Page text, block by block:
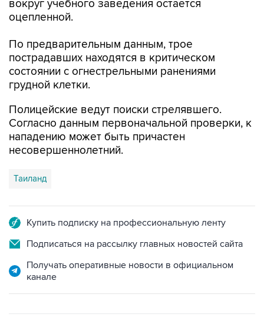
По предварительным данным, трое
состоянии с огнестрельными ранениями
грудной клетки.
Полицейские ведут поиски стрелявшего.
нападению может быть причастен
несовершеннолетний.
Таиланд
Подписаться на рассылку главных новостей сайта
Получать оперативные новости в официальном